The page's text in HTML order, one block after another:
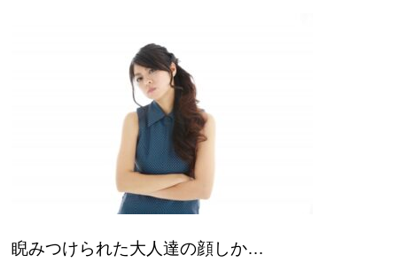
睨みつけられた大人達の顔しか…